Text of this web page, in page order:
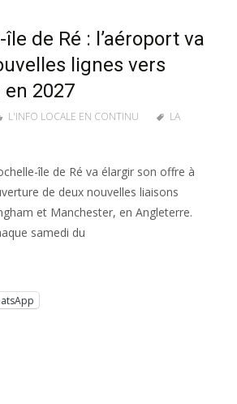
de Ré : l’aéroport va
lignes vers
en 2027
L'INFO LOCALE EN CONTINU
LA
île de Ré va élargir son offre à
de deux nouvelles liaisons
et Manchester, en Angleterre.
samedi du